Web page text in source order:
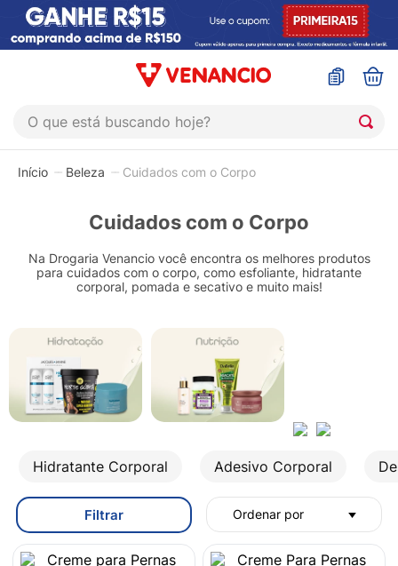
O que está buscando hoje?
Beleza Cuidados com o Corpo
Cuidados com o Corpo
Na Drogaria Venancio você encontra os melhores produtos
para cuidados com o corpo, como esfoliante, hidratante
corporal, pomada e secativo e muito mais!
Hidratante Corporal Adesivo Corporal
Filtrar Ordenar por
2 º
sinustrat
4 º
admuc
sabonete liquido
º
8
esmalte
10º fralda